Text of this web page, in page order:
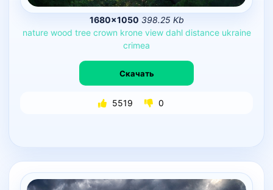
1680×1050 398.25 Kb
nature wood tree crown krone view dahl distance ukraine
crimea
Скачать
5519 0